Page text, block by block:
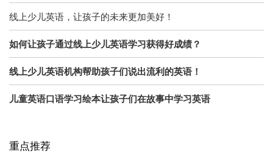
线上少儿英语，让孩子的未来更加美好！
如何让孩子通过线上少儿英语学习获得好成绩？
线上少儿英语机构帮助孩子们说出流利的英语！
儿童英语口语学习绘本让孩子们在故事中学习英语
重点推荐